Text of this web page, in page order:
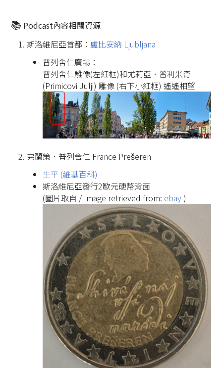
📚️ Podcast內容相關資源
斯洛維尼亞首都： 盧比安納 Ljubljana
普列舍仁廣場：
普列舍仁雕像(左紅框)和尤莉亞．普利米奇
(Primicovi Julji) 雕像 (右下小紅框) 遙遙相望
弗蘭策．普列舍仁 France Prešeren
生平 (維基百科)
斯洛維尼亞發行2歐元硬幣背面
(圖片取自 / Image retrieved from: ebay )